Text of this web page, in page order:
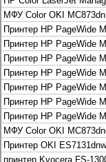
Рассчитать и
Рассчитать и заказать
О компании
История
Производители
Леком
Pantum
UTINET
G&G
ГК